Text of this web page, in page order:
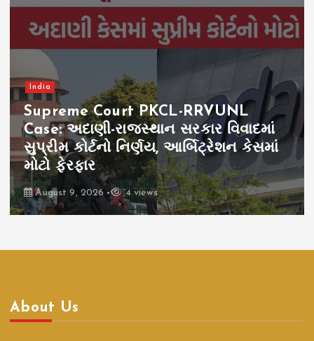
India
Supreme Court PKCL-RRVUNL
Case: અદાણી-રાજસ્થાન સરકાર વિવાદમાં
સુપ્રીમ કોર્ટનો નિર્ણય, આર્બિટ્રેશન કેસમાં
મોટો ફેરફાર
August 9, 2026 4 views
About Us